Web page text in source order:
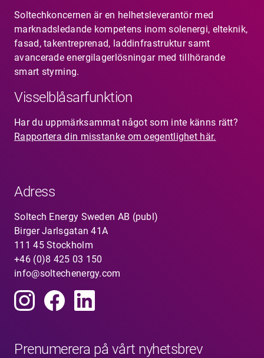
Soltechkoncernen är en helhetsleverantör med
marknadsledande kompetens inom solenergi, elteknik,
fasad, takentreprenad, laddinfrastruktur samt
avancerade energilagerlösningar med tillhörande
smart styrning.
Visselblåsarfunktion
Har du uppmärksammat något som inte känns rätt?
Rapportera din misstanke om oegentlighet här.
Adress
Soltech Energy Sweden AB (publ)
Birger Jarlsgatan 41A
111 45 Stockholm
+46 (0)8 425 03 150
info@soltechenergy.com
Prenumerera på vårt nyhetsbrev